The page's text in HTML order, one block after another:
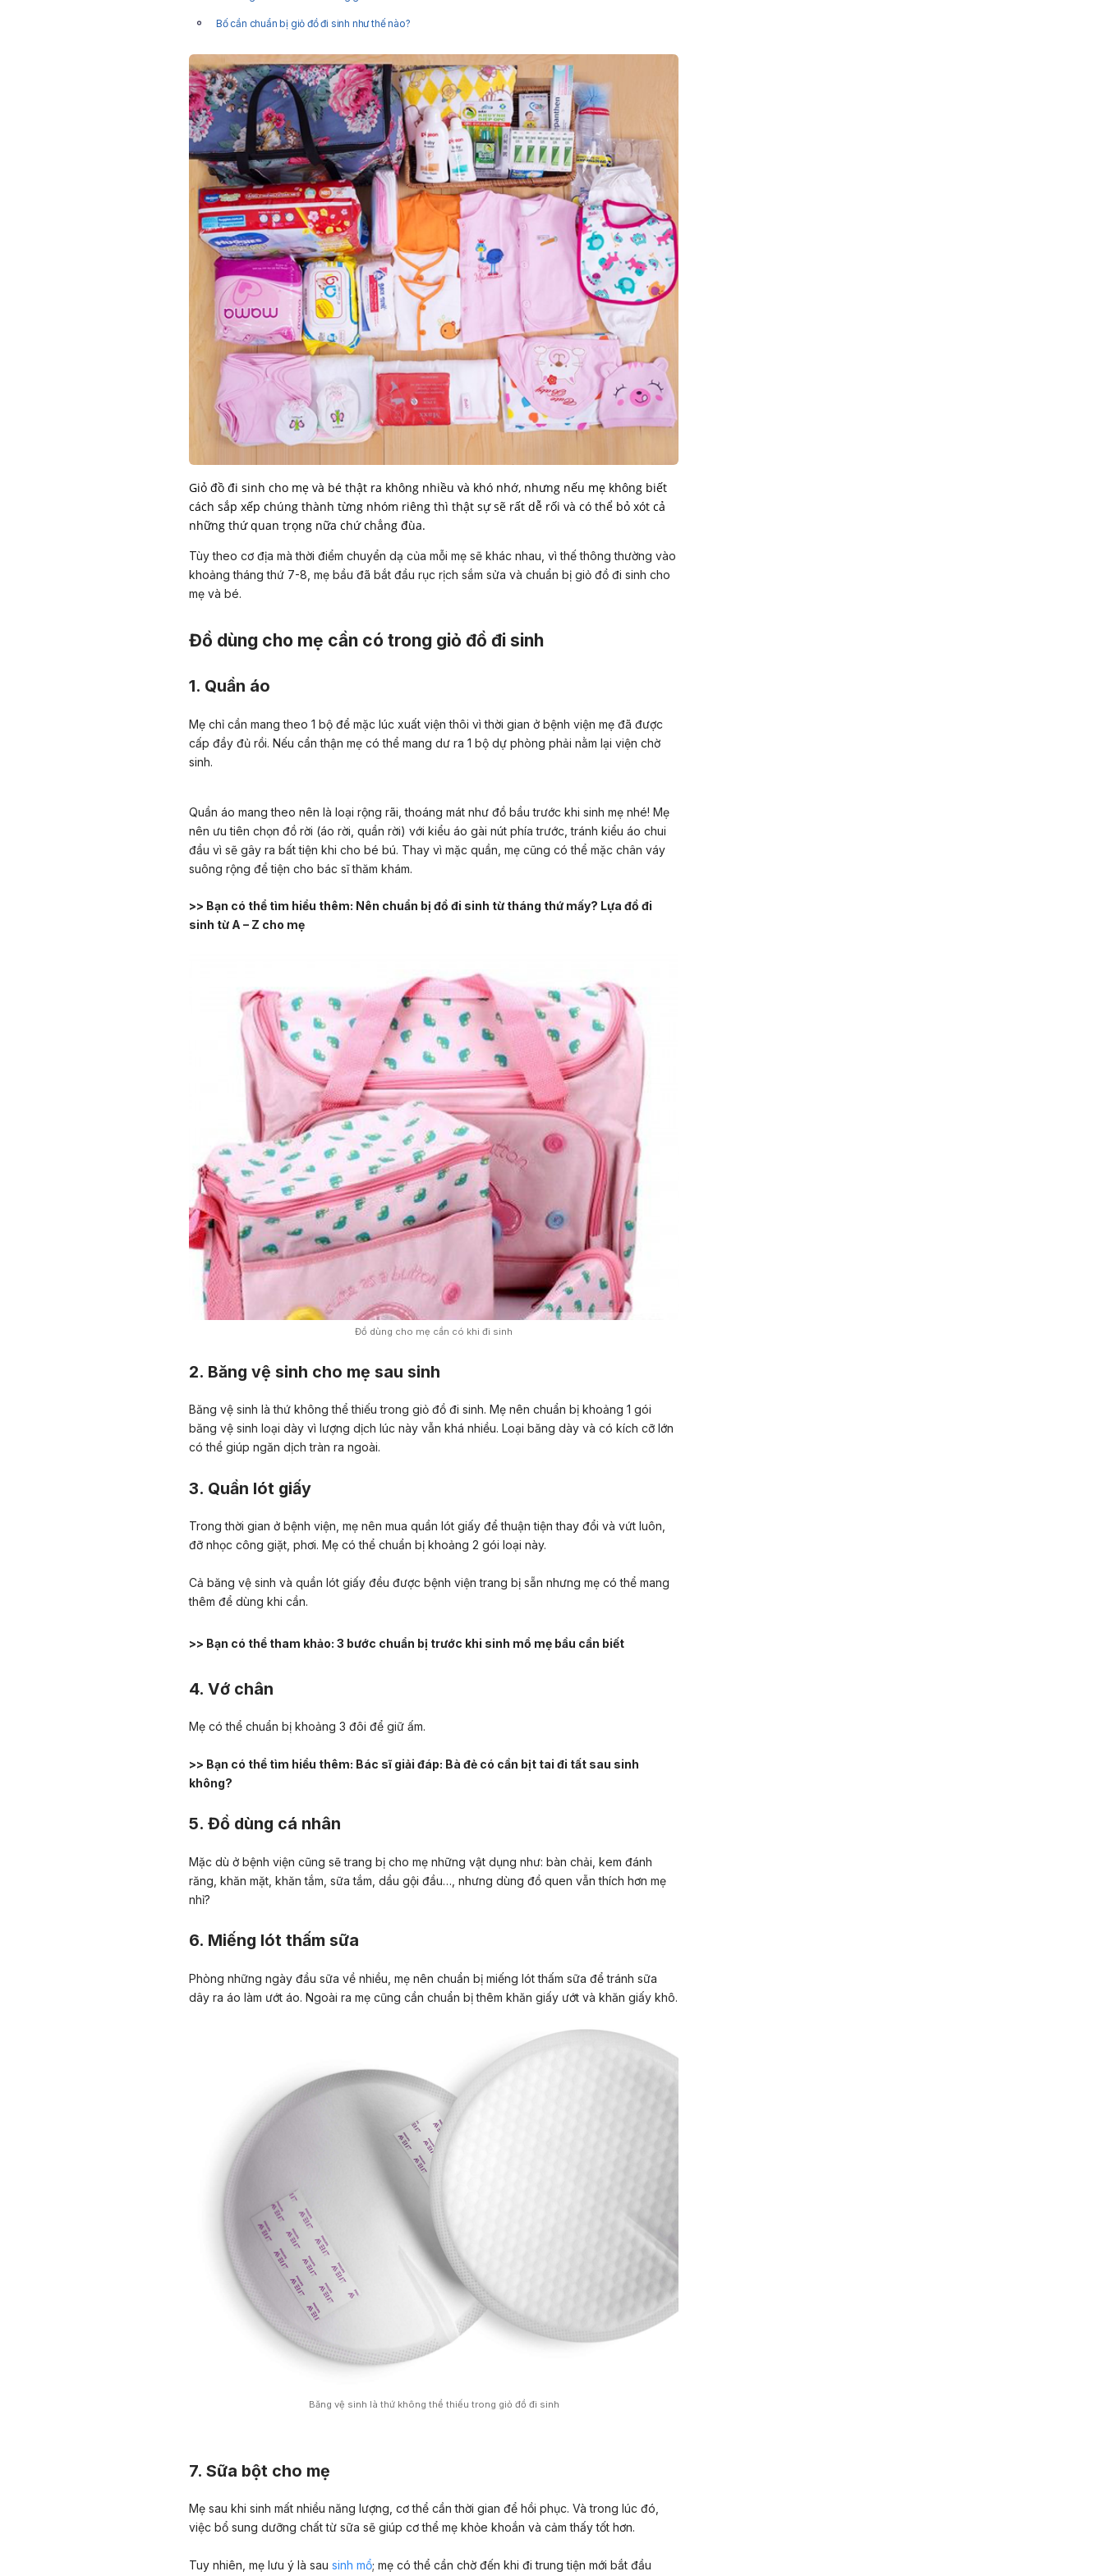
Bố cần chuẩn bị giỏ đồ đi sinh như thế nào?
Giỏ đồ đi sinh cho mẹ và bé thật ra không nhiều và khó nhớ, nhưng nếu mẹ không biết
cách sắp xếp chúng thành từng nhóm riêng thì thật sự sẽ rất dễ rối và có thể bỏ xót cả
những thứ quan trọng nữa chứ chẳng đùa.
Tùy theo cơ địa mà thời điểm chuyển dạ của mỗi mẹ sẽ khác nhau, vì thế thông thường vào
khoảng tháng thứ 7-8, mẹ bầu đã bắt đầu rục rịch sắm sửa và chuẩn bị giỏ đồ đi sinh cho
mẹ và bé.
Đồ dùng cho mẹ cần có trong giỏ đồ đi sinh
1. Quần áo
Mẹ chỉ cần mang theo 1 bộ để mặc lúc xuất viện thôi vì thời gian ở bệnh viện mẹ đã được
cấp đầy đủ rồi. Nếu cẩn thận mẹ có thể mang dư ra 1 bộ dự phòng phải nằm lại viện chờ
sinh.
Quần áo mang theo nên là loại rộng rãi, thoáng mát như đồ bầu trước khi sinh mẹ nhé! Mẹ
nên ưu tiên chọn đồ rời (áo rời, quần rời) với kiểu áo gài nút phía trước, tránh kiểu áo chui
đầu vì sẽ gây ra bất tiện khi cho bé bú. Thay vì mặc quần, mẹ cũng có thể mặc chân váy
suông rộng để tiện cho bác sĩ thăm khám.
>> Bạn có thể tìm hiểu thêm: Nên chuẩn bị đồ đi sinh từ tháng thứ mấy? Lựa đồ đi
sinh từ A – Z cho mẹ
Đồ dùng cho mẹ cần có khi đi sinh
2. Băng vệ sinh cho mẹ sau sinh
Băng vệ sinh là thứ không thể thiếu trong giỏ đồ đi sinh. Mẹ nên chuẩn bị khoảng 1 gói
băng vệ sinh loại dày vì lượng dịch lúc này vẫn khá nhiều. Loại băng dày và có kích cỡ lớn
có thể giúp ngăn dịch tràn ra ngoài.
3. Quần lót giấy
Trong thời gian ở bệnh viện, mẹ nên mua quần lót giấy để thuận tiện thay đổi và vứt luôn,
đỡ nhọc công giặt, phơi. Mẹ có thể chuẩn bị khoảng 2 gói loại này.
Cả băng vệ sinh và quần lót giấy đều được bệnh viện trang bị sẵn nhưng mẹ có thể mang
thêm để dùng khi cần.
>> Bạn có thể tham khảo: 3 bước chuẩn bị trước khi sinh mổ mẹ bầu cần biết
4. Vớ chân
Mẹ có thể chuẩn bị khoảng 3 đôi để giữ ấm.
>> Bạn có thể tìm hiểu thêm: Bác sĩ giải đáp: Bà đẻ có cần bịt tai đi tất sau sinh
không?
5. Đồ dùng cá nhân
Mặc dù ở bệnh viện cũng sẽ trang bị cho mẹ những vật dụng như: bàn chải, kem đánh
răng, khăn mặt, khăn tắm, sữa tắm, dầu gội đầu…, nhưng dùng đồ quen vẫn thích hơn mẹ
nhỉ?
6. Miếng lót thấm sữa
Phòng những ngày đầu sữa về nhiều, mẹ nên chuẩn bị miếng lót thấm sữa để tránh sữa
dây ra áo làm ướt áo. Ngoài ra mẹ cũng cần chuẩn bị thêm khăn giấy ướt và khăn giấy khô.
Băng vệ sinh là thứ không thể thiếu trong giỏ đồ đi sinh
7. Sữa bột cho mẹ
Mẹ sau khi sinh mất nhiều năng lượng, cơ thể cần thời gian để hồi phục. Và trong lúc đó,
việc bổ sung dưỡng chất từ sữa sẽ giúp cơ thể mẹ khỏe khoắn và cảm thấy tốt hơn.
Tuy nhiên, mẹ lưu ý là sau sinh mổ; mẹ có thể cần chờ đến khi đi trung tiện mới bắt đầu